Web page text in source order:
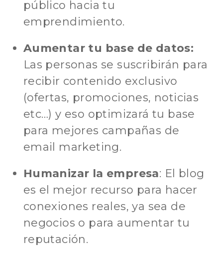
público hacia tu
emprendimiento.
Aumentar tu base de datos:
Las personas se suscribirán para
recibir contenido exclusivo
(ofertas, promociones, noticias
etc…) y eso optimizará tu base
para mejores campañas de
email marketing.
Humanizar la empresa: El blog
es el mejor recurso para hacer
conexiones reales, ya sea de
negocios o para aumentar tu
reputación.